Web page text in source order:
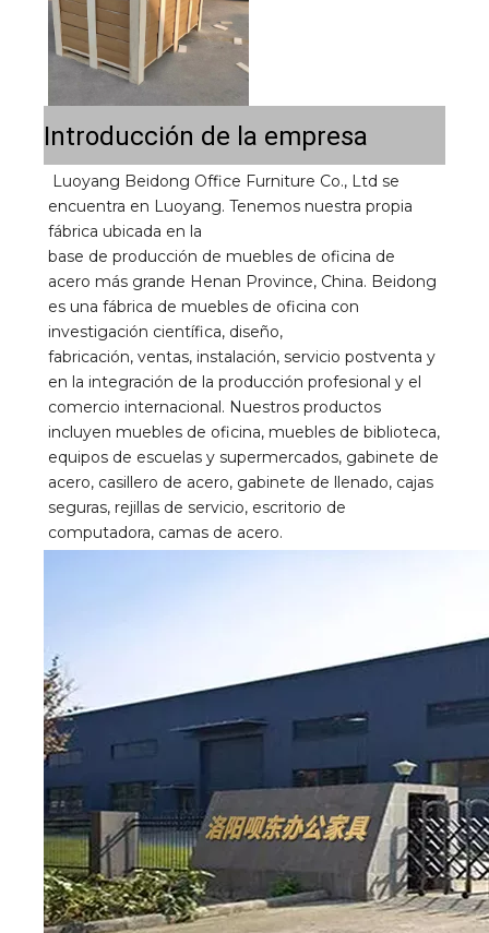
Introducción de la empresa
Luoyang Beidong Office Furniture Co., Ltd se
encuentra en Luoyang. Tenemos nuestra propia
fábrica ubicada en la
base de producción de muebles de oficina de
acero más grande Henan Province, China. Beidong
es una fábrica de muebles de oficina con
investigación científica, diseño,
fabricación, ventas, instalación, servicio postventa y
en la integración de la producción profesional y el
comercio internacional. Nuestros productos
incluyen muebles de oficina, muebles de biblioteca,
equipos de escuelas y supermercados, gabinete de
acero, casillero de acero, gabinete de llenado, cajas
seguras, rejillas de servicio, escritorio de
computadora, camas de acero.